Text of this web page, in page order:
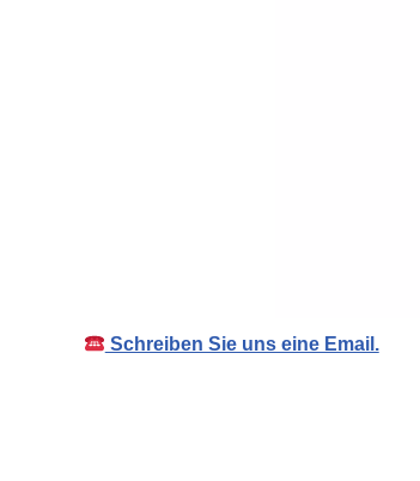
Schreiben Sie uns eine Email.